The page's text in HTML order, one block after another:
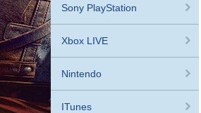
Sony PlayStation
Xbox LIVE
Nintendo
ITunes